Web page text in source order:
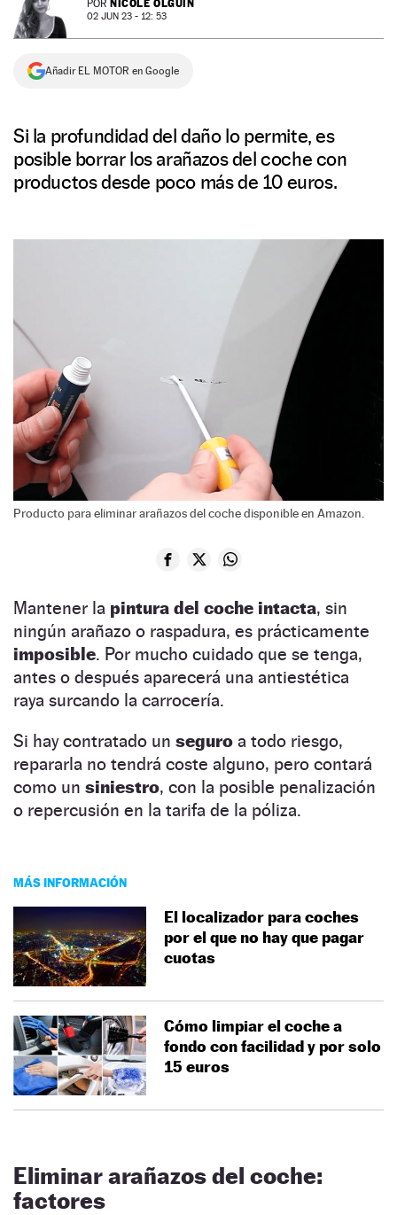
NEWSLETTER
SÍGUENOS
POR NICOLE OLGUÍN
02 JUN 23 - 12: 53
Añadir EL MOTOR en Google
Si la profundidad del daño lo permite, es
posible borrar los arañazos del coche con
productos desde poco más de 10 euros.
Producto para eliminar arañazos del coche disponible en Amazon.
Mantener la pintura del coche intacta, sin
ningún arañazo o raspadura, es prácticamente
imposible. Por mucho cuidado que se tenga,
antes o después aparecerá una antiestética
raya surcando la carrocería.
Si hay contratado un seguro a todo riesgo,
repararla no tendrá coste alguno, pero contará
como un siniestro, con la posible penalización
o repercusión en la tarifa de la póliza.
MÁS INFORMACIÓN
El localizador para coches
por el que no hay que pagar
cuotas
Cómo limpiar el coche a
fondo con facilidad y por solo
15 euros
Eliminar arañazos del coche:
factores